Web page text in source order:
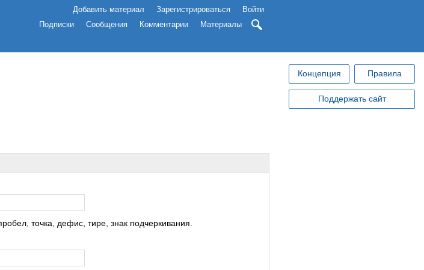
Добавить материал Зарегистрироваться
Войти
Подписки
Сообщения Комментарии Материалы
точка, дефис, тире, знак подчеркивания.
Концепция Правила
Поддержать сайт